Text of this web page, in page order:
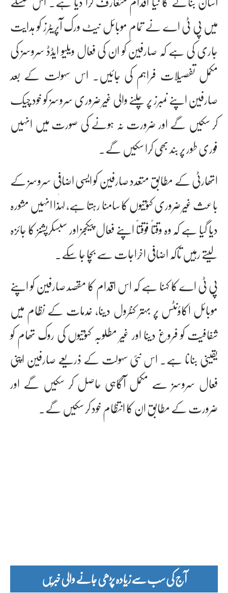
میں پی ٹی اے نے تمام موبائل نیٹ ورک آپریٹرز کو ہدایت
جاری کی ہے کہ صارفین کو ان کی فعال ویلیو ایڈڈ سروسز کی
مکمل تفصیلات فراہم کی جائیں۔ اس سہولت کے بعد
صارفین اپنے نمبرز پر چلنے والی غیر ضروری سروسز کو خود چیک
کر سکیں گے اور ضرورت نہ ہونے کی صورت میں انہیں
فوری طور پر بند بھی کرا سکیں گے۔
اتھارٹی کے مطابق متعدد صارفین کو ایسی اضافی سروسز کے
باعث غیر ضروری کٹوتیوں کا سامنا رہتا ہے، لہٰذا انہیں مشورہ
دیا گیا ہے کہ وہ وقتاً فوقتاً اپنے فعال پیکجز اور سبسکرپشنز کا جائزہ
لیتے رہیں تاکہ اضافی اخراجات سے بچا جا سکے۔
پی ٹی اے کا کہنا ہے کہ اس اقدام کا مقصد صارفین کو اپنے
موبائل اکاؤنٹس پر بہتر کنٹرول دینا، خدمات کے نظام میں
شفافیت کو فروغ دینا اور غیر مطلوبہ کٹوتیوں کی روک تھام کو
یقینی بنانا ہے۔ اس نئی سہولت کے ذریعے صارفین اپنی
فعال سروسز سے مکمل آگاہی حاصل کر سکیں گے اور
ضرورت کے مطابق ان کا انتظام خود کر سکیں گے۔
آج کی سب سے زیادہ پڑھی جانے والی خبریں